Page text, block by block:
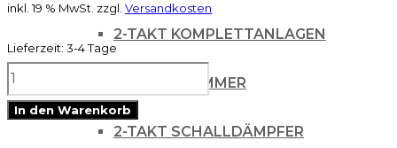
2-TAKT KOMPLETTANLAGEN
2-TAKT KRÜMMER
2-TAKT SCHALLDÄMPFER
inkl. 19 % MwSt. zzgl. Versandkosten
Lieferzeit: 3-4 Tage
ZAP
AirIn den Warenkorb